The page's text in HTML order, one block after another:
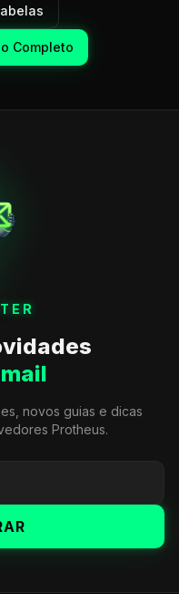
Completo
novos guias e dicas
Protheus.